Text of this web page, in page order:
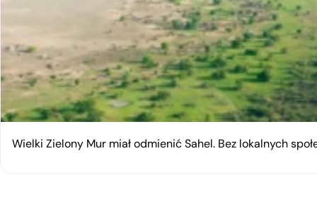
Wielki Zielony Mur miał odmienić Sahel. Bez lokalnych